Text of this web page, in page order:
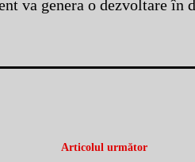
va genera o dezvoltare în
Articolul următor